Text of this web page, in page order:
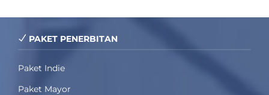
PAKET PENERBITAN
Paket Indie
Paket Mayor